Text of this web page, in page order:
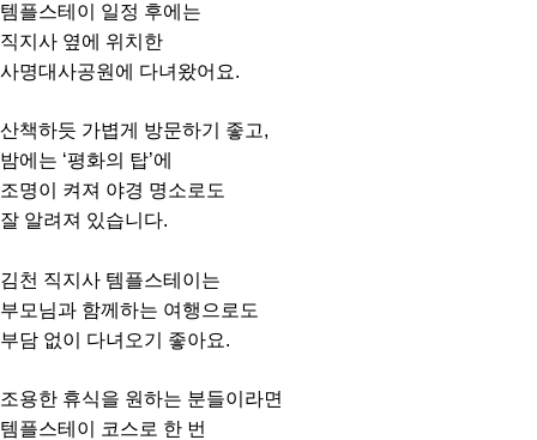
템플스테이 일정 후에는
직지사 옆에 위치한
사명대사공원에 다녀왔어요.
산책하듯 가볍게 방문하기 좋고,
밤에는 ‘평화의 탑’에
조명이 켜져 야경 명소로도
잘 알려져 있습니다.
김천 직지사 템플스테이는
부모님과 함께하는 여행으로도
부담 없이 다녀오기 좋아요.
조용한 휴식을 원하는 분들이라면
템플스테이 코스로 한 번